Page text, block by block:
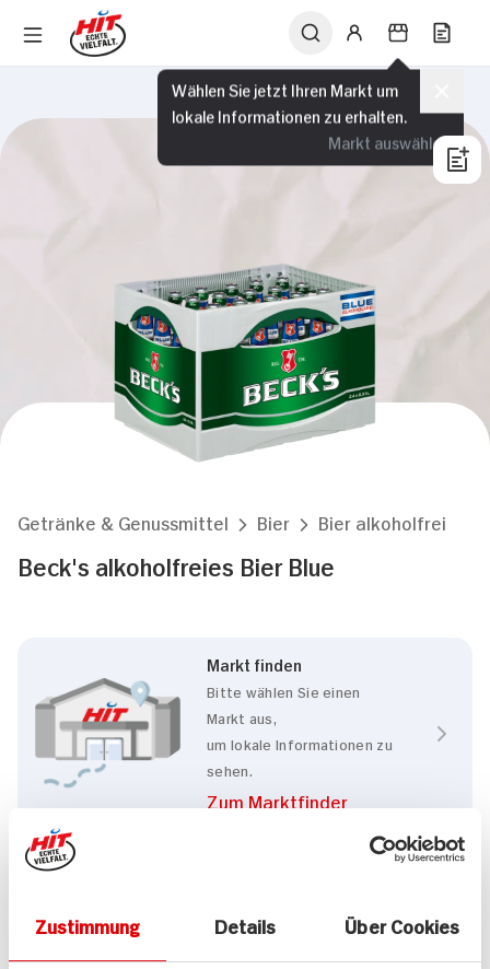
Zustimmung Details Über Cookies
Wählen Sie jetzt Ihren Markt um
lokale Informationen zu erhalten.
Markt auswählen
Getränke & Genussmittel Bier Bier alkoholfrei
Beck's alkoholfreies Bier Blue
Markt finden
Bitte wählen Sie einen
Markt aus,
um lokale Informationen zu
sehen.
Zum Marktfinder
Alkoholfrei